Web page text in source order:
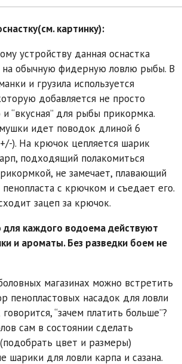
картинку):
устройству данная оснастка
на обычную фидерную ловлю рыбы. В
и грузила используется
добавляется не просто
“вкусная” для рыбы прикормка.
идет поводок длиной 6
). На крючок цепляется шарик
подходящий полакомиться
не замечает, плавающий
с крючком и съедает его.
зацеп за крючок.
каждого водоема действуют
и ароматы. Без разведки боем не
магазинах можно встретить
пенопластовых насадок для ловли
“зачем платить больше”?
сам в состоянии сделать
цвет и размеры)
шарики для ловли карпа и сазана.